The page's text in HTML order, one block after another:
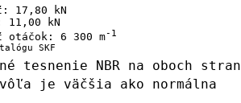
17,80 kN
11,00 kN
otáčok: 6 300 m-1
tesnenie NBR na oboch
je väčšia ako normálna